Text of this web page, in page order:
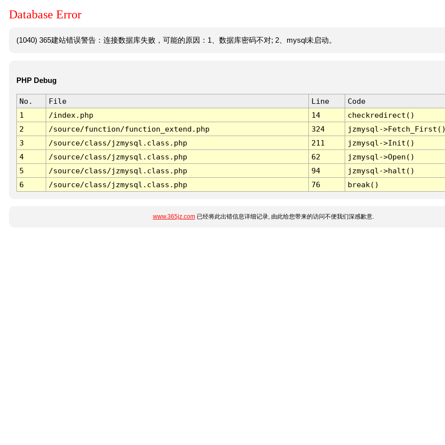
Database Error
(1040) 365建站错误警告：连接数据库失败，可能的原因：1、数据库密码不对; 2、mysql未启动。
PHP Debug
No. File Line
Code
1
/index.php 14
checkredirect()
2
/source/function/function_extend.php 324
jzmysql-
3
/source/class/jzmysql.class.php 211
jzmysql->Init()
4
/source/class/jzmysql.class.php 62
jzmysql->Open()
5
/source/class/jzmysql.class.php 94
jzmysql->halt()
6
/source/class/jzmysql.class.php 76 break()
www.365jz.com已经将此出错信息详细记录, 由此给您带来的访问不便我们深感歉意.